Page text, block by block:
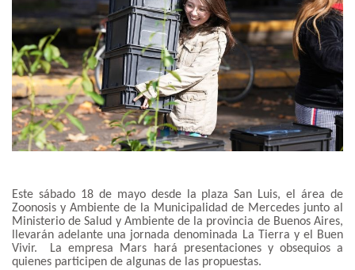
Este sábado 18 de mayo desde la plaza San Luis, el área de
Zoonosis y Ambiente de la Municipalidad de Mercedes junto al
Ministerio de Salud y Ambiente de la provincia de Buenos Aires,
llevarán adelante una jornada denominada La Tierra y el Buen
Vivir. La empresa Mars hará presentaciones y obsequios a
quienes participen de algunas de las propuestas.